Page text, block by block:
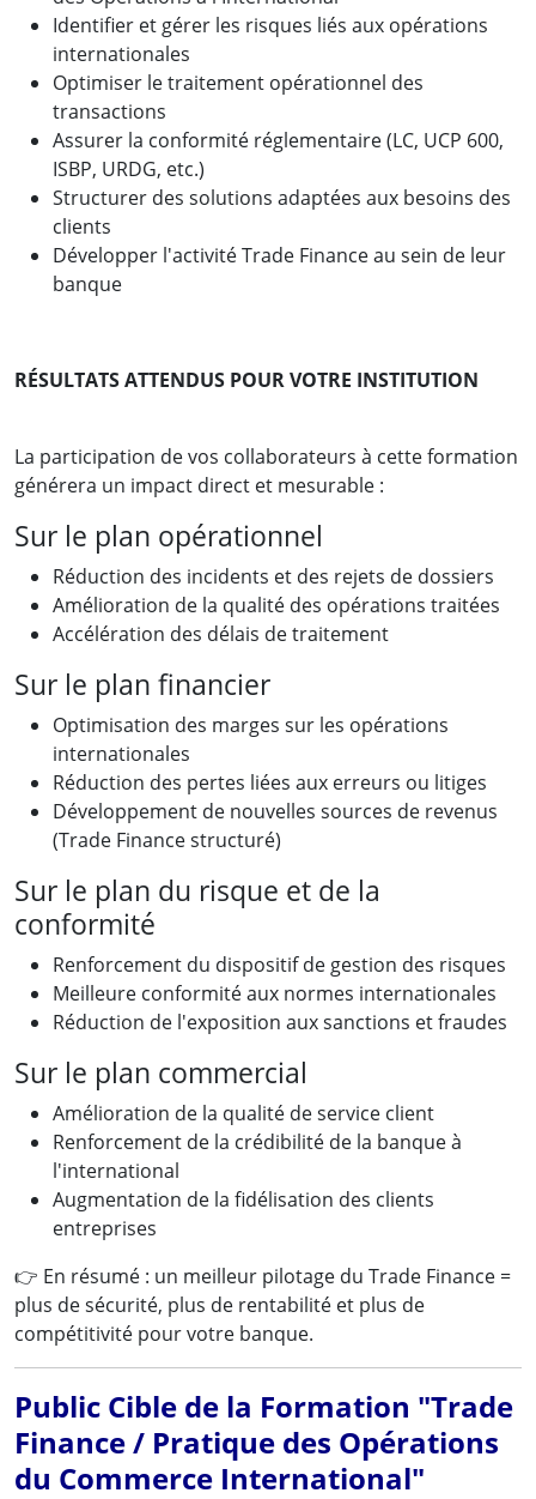
Identifier et gérer les risques liés aux opérations
internationales
Optimiser le traitement opérationnel des
transactions
Assurer la conformité réglementaire (LC, UCP 600,
ISBP, URDG, etc.)
Structurer des solutions adaptées aux besoins des
clients
Développer l'activité Trade Finance au sein de leur
banque
RÉSULTATS ATTENDUS POUR VOTRE INSTITUTION
La participation de vos collaborateurs à cette formation
générera un impact direct et mesurable :
Sur le plan opérationnel
Réduction des incidents et des rejets de dossiers
Amélioration de la qualité des opérations traitées
Accélération des délais de traitement
Sur le plan financier
Optimisation des marges sur les opérations
internationales
Réduction des pertes liées aux erreurs ou litiges
Développement de nouvelles sources de revenus
(Trade Finance structuré)
Sur le plan du risque et de la
conformité
Renforcement du dispositif de gestion des risques
Meilleure conformité aux normes internationales
Réduction de l'exposition aux sanctions et fraudes
Sur le plan commercial
Amélioration de la qualité de service client
Renforcement de la crédibilité de la banque à
l'international
Augmentation de la fidélisation des clients
entreprises
👉 En résumé : un meilleur pilotage du Trade Finance =
plus de sécurité, plus de rentabilité et plus de
compétitivité pour votre banque.
Public Cible de la Formation "Trade
Finance / Pratique des Opérations
du Commerce International"